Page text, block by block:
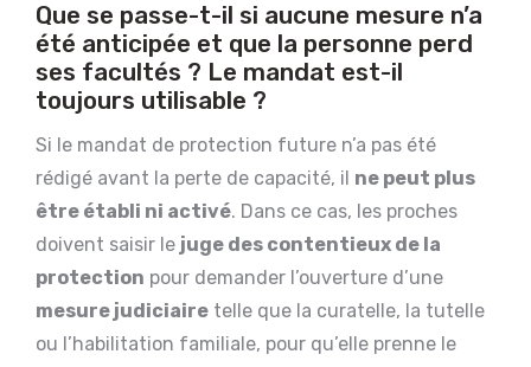
Que se passe-t-il si aucune mesure n’a
été anticipée et que la personne perd
ses facultés ? Le mandat est-il
toujours utilisable ?
Si le mandat de protection future n’a pas été
rédigé avant la perte de capacité, il ne peut plus
être établi ni activé. Dans ce cas, les proches
doivent saisir le juge des contentieux de la
protection pour demander l’ouverture d’une
mesure judiciaire telle que la curatelle, la tutelle
ou l’habilitation familiale, pour qu’elle prenne le